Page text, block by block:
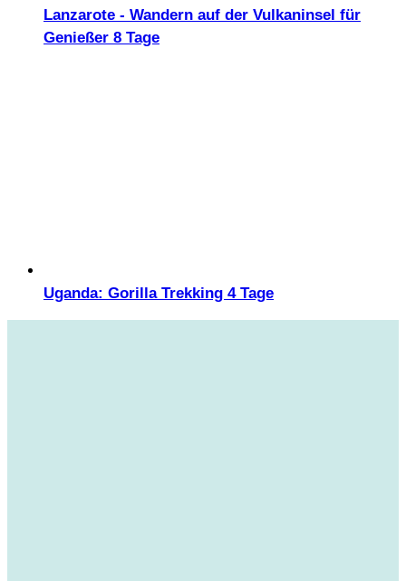
Lanzarote - Wandern auf der Vulkaninsel für
Genießer 8 Tage
Uganda: Gorilla Trekking 4 Tage